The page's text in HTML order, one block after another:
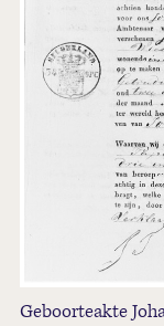
Geboorteakte